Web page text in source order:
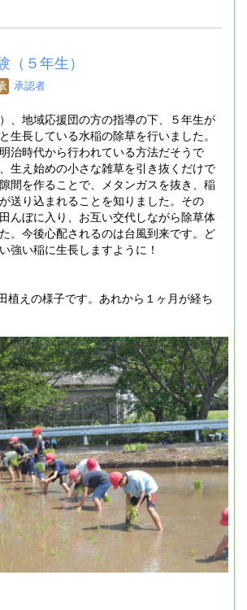
（５年生）
承認者
、地域応援団の方の指導の下、５年生が
生長している水稲の除草を行いました。
治時代から行われている方法だそうで
生え始めの小さな雑草を引き抜くだけで
間を作ることで、メタンガスを抜き、稲
送り込まれることを知りました。その
んぼに入り、お互い交代しながら除草体
。今後心配されるのは台風到来です。ど
強い稲に生長しますように！
えの様子です。あれから１ヶ月が経ち